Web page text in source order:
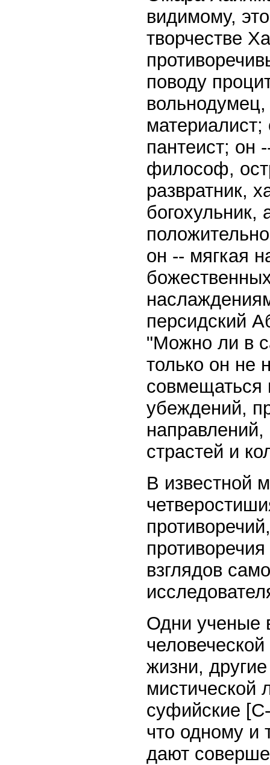
видимому,
творчестве
поводу
пантеист; он
философ,
развратник,
он -- мягкая
персидский
"Можно ли в
только он не
совмещаться
убеждений,
страстей и
В известной
взглядов
Одни ученые
жизни,
мистической
суфийские
что одному и
дают